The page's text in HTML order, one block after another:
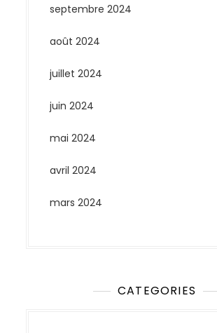
septembre 2024
août 2024
juillet 2024
juin 2024
mai 2024
avril 2024
mars 2024
CATEGORIES